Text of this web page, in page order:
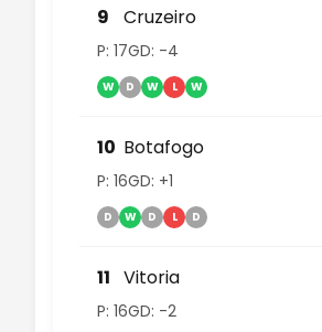
9 Cruzeiro
P: 17GD: -4
W D W L W
10 Botafogo
P: 16GD: +1
D W D L D
11 Vitoria
P: 16GD: -2